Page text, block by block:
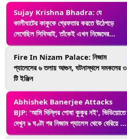
Sujay Krishna Bhadra: যে
কালীঘাটের কাকুকে গ্রেফতার করতে উঠেপড়ে
লেগেছিল সিবিআই, তাঁকেই এখন নিজেদের
হেফাজতে রাখতে চাইছে না, কেন জানেন?
Fire In Nizam Palace: নিজাম
প্যালেসের ৬ তলায় আগুন, ঘটনাস্থলে দমকলের ৩
টি ইঞ্জিন
Abhishek Banerjee Attacks
BJP: 'আমি দিল্লির পোষা কুকুর নই', ভিডিয়োতে
দেখুন ৯ ঘণ্টা পর নিজাম প্যালেস থেকে বেরিয়ে কী
বললেন অভিষেক